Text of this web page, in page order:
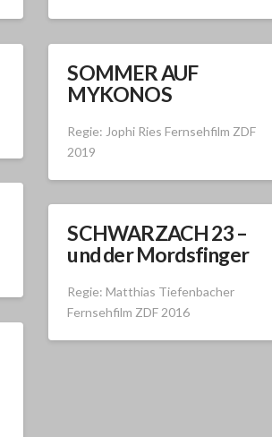
SOMMER AUF
MYKONOS
Regie: Jophi Ries Fernsehfilm ZDF
2019
SCHWARZACH 23 –
und der Mordsfinger
Regie: Matthias Tiefenbacher
Fernsehfilm ZDF 2016